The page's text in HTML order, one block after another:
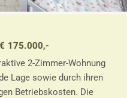
175.000,-
2-Zimmer-Wohnung
Lage sowie durch ihren
Betriebskosten. Die